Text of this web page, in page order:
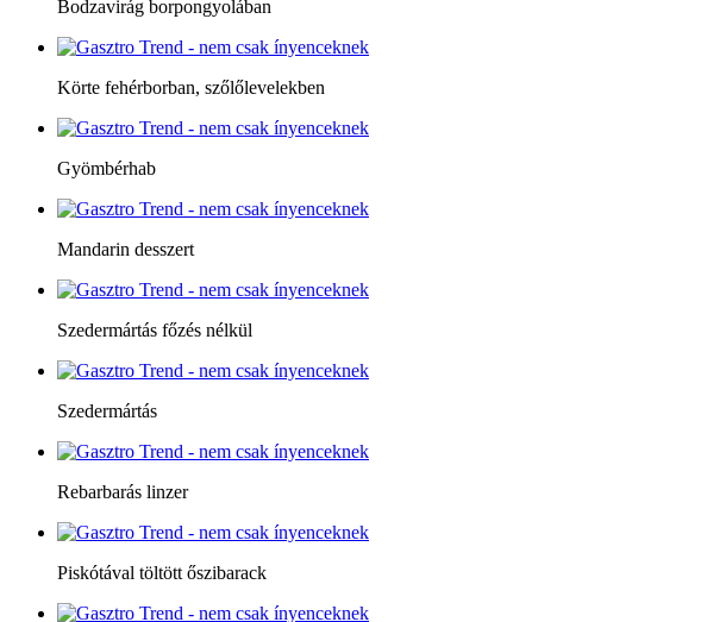
Bodzavirág borpongyolában
Körte fehérborban, szőlőlevelekben
Gyömbérhab
Mandarin desszert
Szedermártás főzés nélkül
Szedermártás
Rebarbarás linzer
Piskótával töltött őszibarack